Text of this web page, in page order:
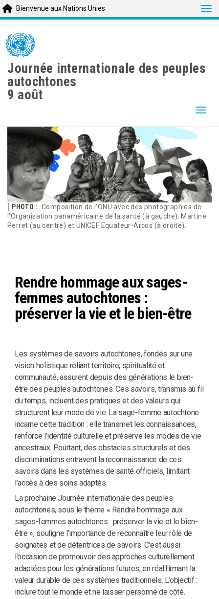
main
content
Bienvenue aux Nations Unies
Journée internationale des peuples
autochtones
9 août
PHOTO : Composition de l'ONU avec des photographies de
l'Organisation panaméricaine de la santé (à gauche), Martine
Perret (au centre) et UNICEF Equateur-Arcos (à droite).
Rendre hommage aux sages-
femmes autochtones :
préserver la vie et le bien-être
Les systèmes de savoirs autochtones, fondés sur une
vision holistique reliant territoire, spiritualité et
communauté, assurent depuis des générations le bien-
être des peuples autochtones. Ces savoirs, transmis au fil
du temps, incluent des pratiques et des valeurs qui
structurent leur mode de vie. La sage-femme autochtone
incarne cette tradition : elle transmet les connaissances,
renforce l’identité culturelle et préserve les modes de vie
ancestraux. Pourtant, des obstacles structurels et des
discriminations entravent la reconnaissance de ces
savoirs dans les systèmes de santé officiels, limitant
l’accès à des soins adaptés.
La prochaine Journée internationale des peuples
autochtones, sous le thème « Rendre hommage aux
sages-femmes autochtones : préserver la vie et le bien-
être », souligne l’importance de reconnaître leur rôle de
soignates et de détentrices de savoirs. C’est aussi
l’occasion de promouvoir des approches culturellement
adaptées pour les générations futures, en réaffirmant la
valeur durable de ces systèmes traditionnels. L’objectif :
inclure tout le monde et ne laisser personne de côté.